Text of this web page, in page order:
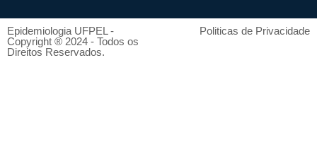
Epidemiologia UFPEL -
Copyright ® 2024 - Todos os
Direitos Reservados.
Politicas de Privacidade